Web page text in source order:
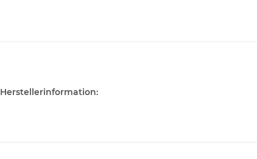
Herstellerinformation: